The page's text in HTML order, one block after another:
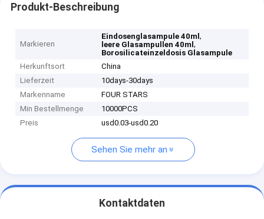
Produkt-Beschreibung
Markieren
Eindosenglasampule 40ml,
leere Glasampullen 40ml,
Borosilicateinzeldosis Glasampule
Herkunftsort
China
Lieferzeit
10days-30days
Markenname
FOUR STARS
Min Bestellmenge
10000PCS
Preis
usd0.03-usd0.20
Sehen Sie mehr an
Kontaktdaten